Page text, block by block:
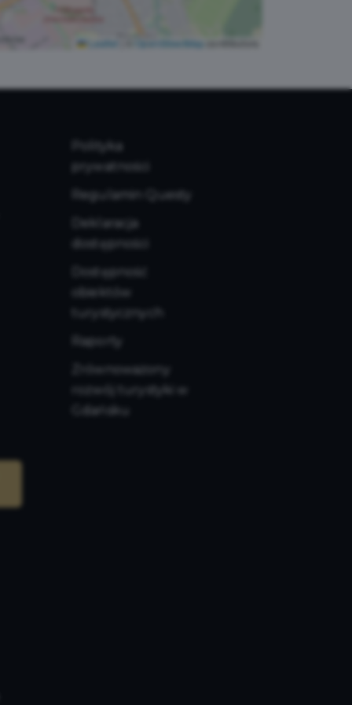
Leaflet OpenStreetMap
Polityka
prywatności
Regulamin Questy
Deklaracja
dostępności
Dostępność
obiektów
turystycznych
Raporty
Zrównoważony
rozwój turystyki w
Gdańsku